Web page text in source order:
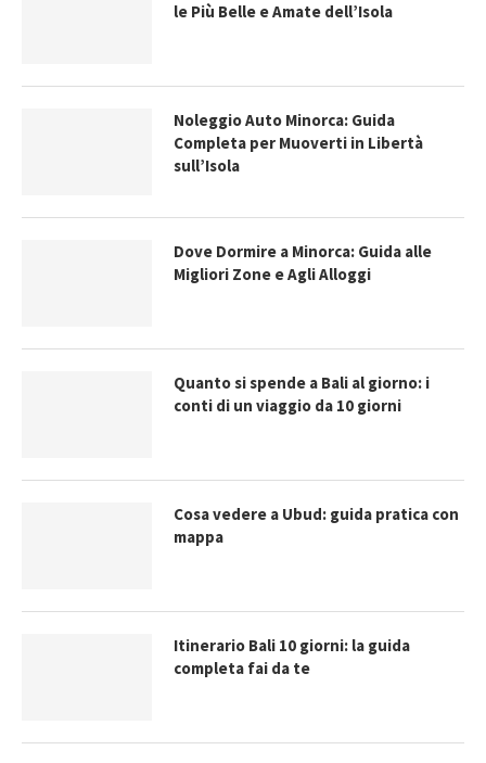
le Più Belle e Amate dell’Isola
Noleggio Auto Minorca: Guida
Completa per Muoverti in Libertà
sull’Isola
Dove Dormire a Minorca: Guida alle
Migliori Zone e Agli Alloggi
Quanto si spende a Bali al giorno: i
conti di un viaggio da 10 giorni
Cosa vedere a Ubud: guida pratica con
mappa
Itinerario Bali 10 giorni: la guida
completa fai da te